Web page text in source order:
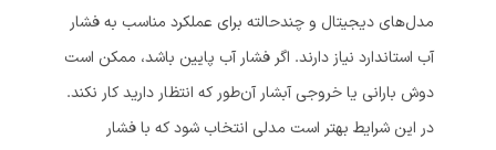
مدل‌های دیجیتال و چندحالته برای عملکرد مناسب به فشار
آب استاندارد نیاز دارند. اگر فشار آب پایین باشد، ممکن است
دوش بارانی یا خروجی آبشار آن‌طور که انتظار دارید کار نکند.
در این شرایط بهتر است مدلی انتخاب شود که با فشار